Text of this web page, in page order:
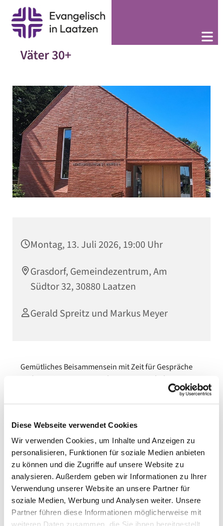
Diese Webseite verwendet Cookies
Wir verwenden Cookies, um Inhalte und Anzeigen zu
personalisieren, Funktionen für soziale Medien anbieten
zu können und die Zugriffe auf unsere Website zu
analysieren. Außerdem geben wir Informationen zu Ihrer
Verwendung unserer Website an unsere Partner für
soziale Medien, Werbung und Analysen weiter. Unsere
Partner führen diese Informationen möglicherweise mit
weiteren Daten zusammen, die Sie ihnen bereitgestellt
Väter 30+
Montag, 13. Juli 2026, 19:00 Uhr
Grasdorf, Gemeindezentrum, Am
Südtor 32, 30880 Laatzen
Gerald Spreitz und Markus Meyer
Gemütliches Beisammensein mit Zeit für Gespräche
und gemeinsame Unternehmungen. Sie haben Lust
und Zeit, dann kommen Sie doch einfach vorbei!